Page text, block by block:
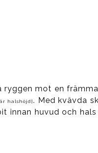
ryggen mot en
halshöjd]. Med kvävda
innan huvud och